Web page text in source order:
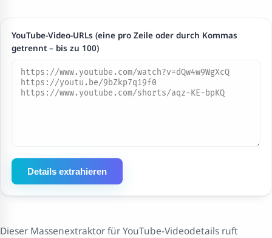
YouTube-Video-URLs (eine pro Zeile oder durch Kommas
getrennt – bis zu 100)
Details extrahieren
Dieser Massenextraktor für YouTube-Videodetails ruft